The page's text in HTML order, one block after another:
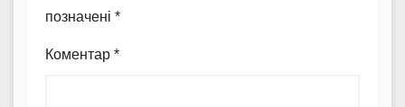
позначені *
Коментар *